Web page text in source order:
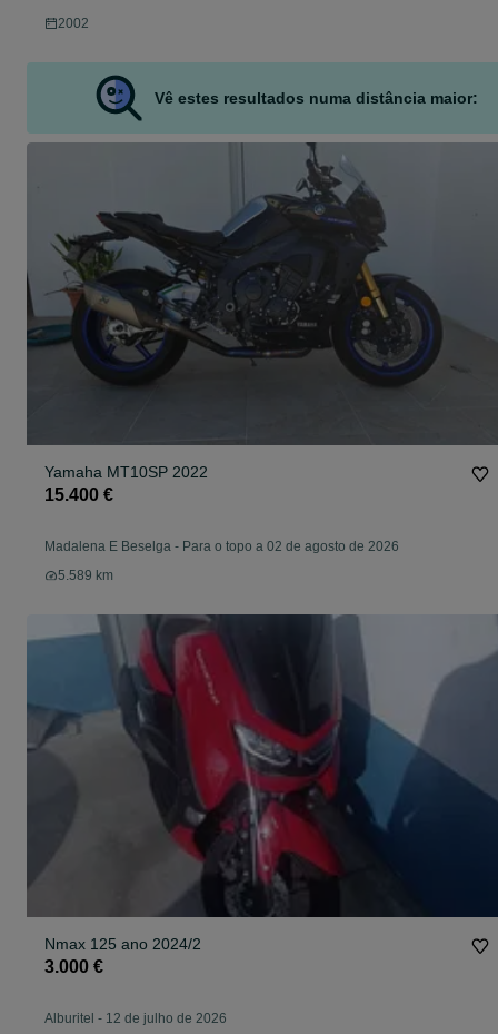
2002
Vê estes resultados numa distância maior:
Yamaha MT10SP 2022
15.400 €
Madalena E Beselga - Para o topo a 02 de agosto de 2026
5.589 km
Nmax 125 ano 2024/2
3.000 €
Alburitel - 12 de julho de 2026